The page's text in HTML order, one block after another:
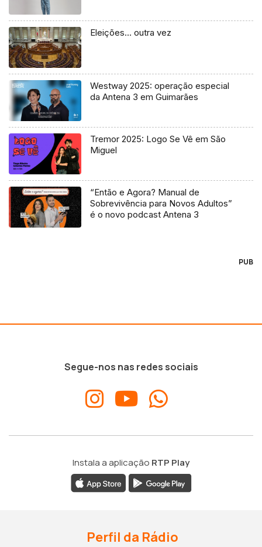
Eleições… outra vez
Westway 2025: operação especial
da Antena 3 em Guimarães
Tremor 2025: Logo Se Vê em São
Miguel
“Então e Agora? Manual de
Sobrevivência para Novos Adultos”
é o novo podcast Antena 3
PUB
Segue-nos nas redes sociais
Instala a aplicação RTP Play
Perfil da Rádio